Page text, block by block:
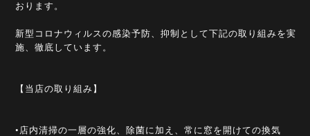
おります。
新型コロナウィルスの感染予防、抑制として下記の取り組みを実
施、徹底しています。
【当店の取り組み】
•店内清掃の一層の強化、除菌に加え、常に窓を開けての換気